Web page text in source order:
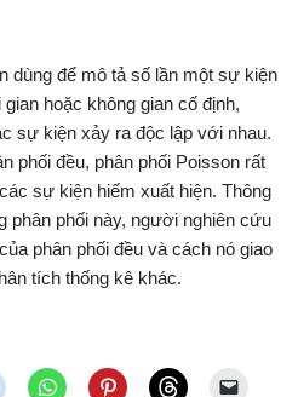
dùng để mô tả số lần một sự kiện
hoặc không gian cố định,
sự kiện xảy ra độc lập với nhau.
phối đều, phân phối Poisson rất
sự kiện hiếm xuất hiện. Thông
phân phối này, người nghiên cứu
phân phối đều và cách nó giao
tích thống kê khác.